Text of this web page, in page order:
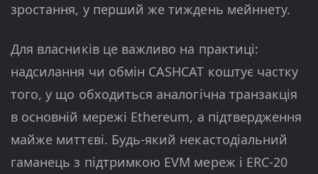
зростання, у перший же тиждень мейннету.
Для власників це важливо на практиці:
надсилання чи обмін CASHCAT коштує частку
того, у що обходиться аналогічна транзакція
в основній мережі Ethereum, а підтвердження
майже миттєві. Будь-який некастодіальний
гаманець з підтримкою EVM мереж і ERC-20